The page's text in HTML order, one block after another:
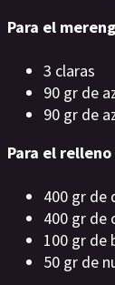
Para el
3 claras
90 gr de
90 gr de
Para el relleno
400 gr de
400 gr de
100 gr de
50 gr de